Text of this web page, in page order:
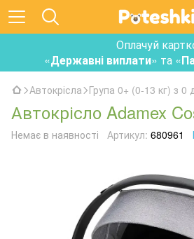
Оплачуй
«Державні виплати» та «
Автокрісла Група 0+ (0-13 кг) з 0
Автокрісло Adamex
Немає в наявності Артикул: 680961